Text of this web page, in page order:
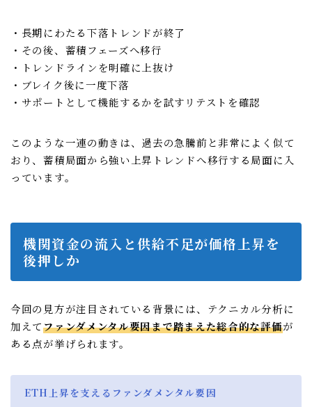
・長期にわたる下落トレンドが終了
・その後、蓄積フェーズへ移行
・トレンドラインを明確に上抜け
・ブレイク後に一度下落
・サポートとして機能するかを試すリテストを確認
このような一連の動きは、過去の急騰前と非常によく似て
おり、蓄積局面から強い上昇トレンドへ移行する局面に入
っています。
機関資金の流入と供給不足が価格上昇を
後押しか
今回の見方が注目されている背景には、テクニカル分析に
加えてファンダメンタル要因まで踏まえた総合的な評価が
ある点が挙げられます。
ETH上昇を支えるファンダメンタル要因